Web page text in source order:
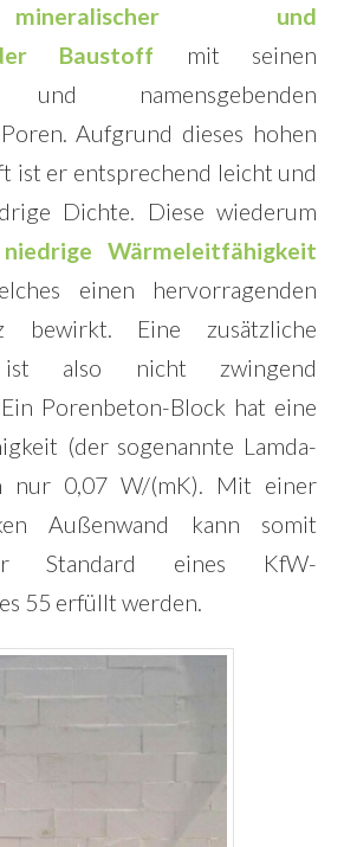
mineralischer und
Baustoff mit seinen
und namensgebenden
Aufgrund dieses hohen
ist er entsprechend leicht und
Dichte. Diese wiederum
niedrige Wärmeleitfähigkeit
einen hervorragenden
bewirkt. Eine zusätzliche
ist also nicht zwingend
Porenbeton-Block hat eine
(der sogenannte Lamda-
nur 0,07 W/(mK). Mit einer
Außenwand kann somit
Standard eines KfW-
55 erfüllt werden.